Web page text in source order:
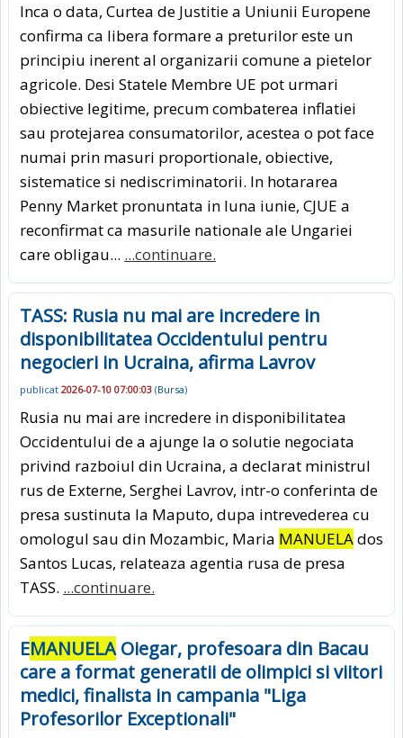
Inca o data, Curtea de Justitie a Uniunii Europene
confirma ca libera formare a preturilor este un
principiu inerent al organizarii comune a pietelor
agricole. Desi Statele Membre UE pot urmari
obiective legitime, precum combaterea inflatiei
sau protejarea consumatorilor, acestea o pot face
numai prin masuri proportionale, obiective,
sistematice si nediscriminatorii. In hotararea
Penny Market pronuntata in luna iunie, CJUE a
reconfirmat ca masurile nationale ale Ungariei
care obligau... ...continuare.
TASS: Rusia nu mai are incredere in
disponibilitatea Occidentului pentru
negocieri in Ucraina, afirma Lavrov
publicat 2026-07-10 07:00:03 (Bursa)
Rusia nu mai are incredere in disponibilitatea
Occidentului de a ajunge la o solutie negociata
privind razboiul din Ucraina, a declarat ministrul
rus de Externe, Serghei Lavrov, intr-o conferinta de
presa sustinuta la Maputo, dupa intrevederea cu
omologul sau din Mozambic, Maria MANUELAdos
Santos Lucas, relateaza agentia rusa de presa
TASS. ...continuare.
EMANUELAOiegar, profesoara din Bacau
care a format generatii de olimpici si viitori
medici, finalista in campania "Liga
Profesorilor Exceptionali"